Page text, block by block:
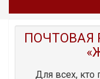
ПОЧТОВАЯ
Для всех, кто